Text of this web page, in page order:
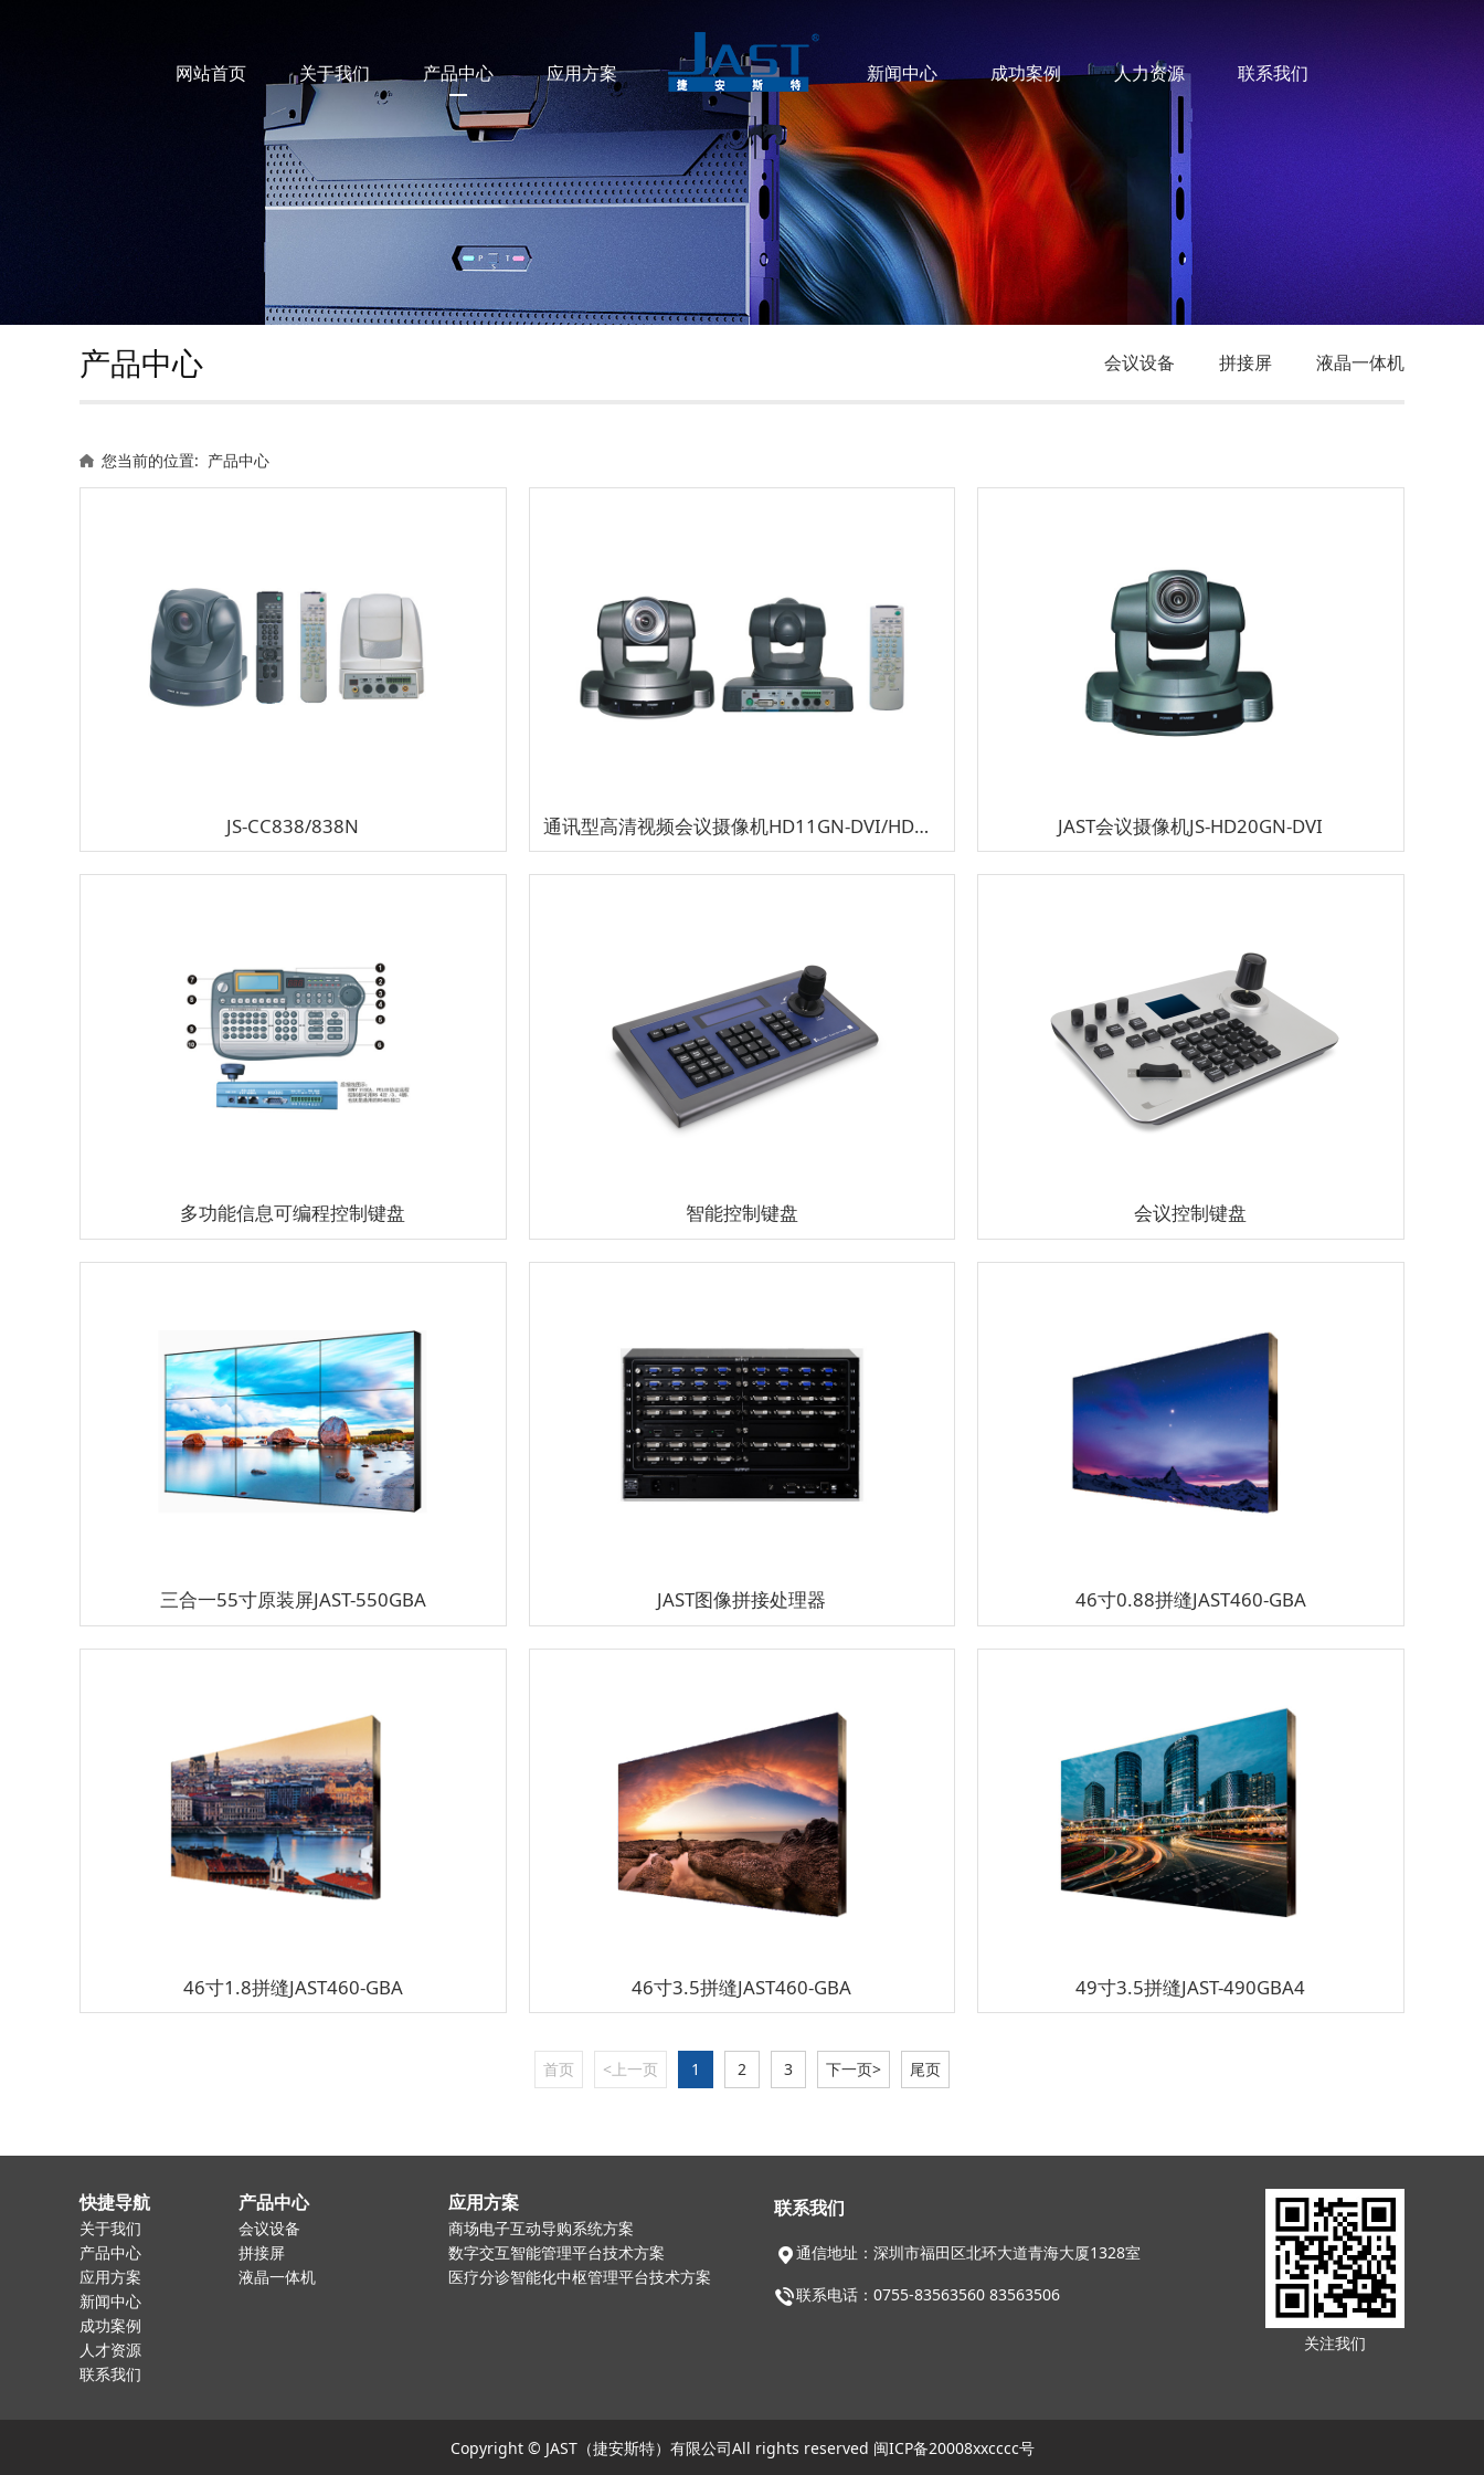
网站首页 关于我们 产品中心 应用方案 新闻中心 成功案例 人力资源 联系我们
产品中心 会议设备 拼接屏 液晶一体机
您当前的位置: 产品中心
JS-CC838/838N 通讯型高清视频会议摄像机HD11GN-DVI/HDMI(1080P/25/29.97) JAST会议摄像机JS-HD20GN-DVI
多功能信息可编程控制键盘 智能控制键盘 会议控制键盘
三合一55寸原装屏JAST-550GBA JAST图像拼接处理器 46寸0.88拼缝JAST460-GBA
46寸1.8拼缝JAST460-GBA 46寸3.5拼缝JAST460-GBA 49寸3.5拼缝JAST-490GBA4
首页 <上一页 1 2 3 下一页> 尾页
快捷导航
关于我们
产品中心
应用方案
新闻中心
成功案例
人才资源
联系我们
产品中心
会议设备
拼接屏
液晶一体机
应用方案
商场电子互动导购系统方案
数字交互智能管理平台技术方案
医疗分诊智能化中枢管理平台技术方案
联系我们
通信地址：深圳市福田区北环大道青海大厦1328室
联系电话：0755-83563560 83563506
关注我们
Copyright © JAST（捷安斯特）有限公司All rights reserved 闽ICP备20008xxcccc号